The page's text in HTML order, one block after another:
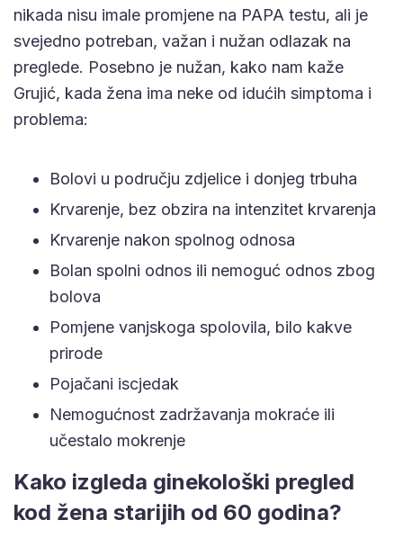
nikada nisu imale promjene na PAPA testu, ali je
svejedno potreban, važan i nužan odlazak na
preglede. Posebno je nužan, kako nam kaže
Grujić, kada žena ima neke od idućih simptoma i
problema:
Bolovi u području zdjelice i donjeg trbuha
Krvarenje, bez obzira na intenzitet krvarenja
Krvarenje nakon spolnog odnosa
Bolan spolni odnos ili nemoguć odnos zbog
bolova
Pomjene vanjskoga spolovila, bilo kakve
prirode
Pojačani iscjedak
Nemogućnost zadržavanja mokraće ili
učestalo mokrenje
Kako izgleda ginekološki pregled
kod žena starijih od 60 godina?